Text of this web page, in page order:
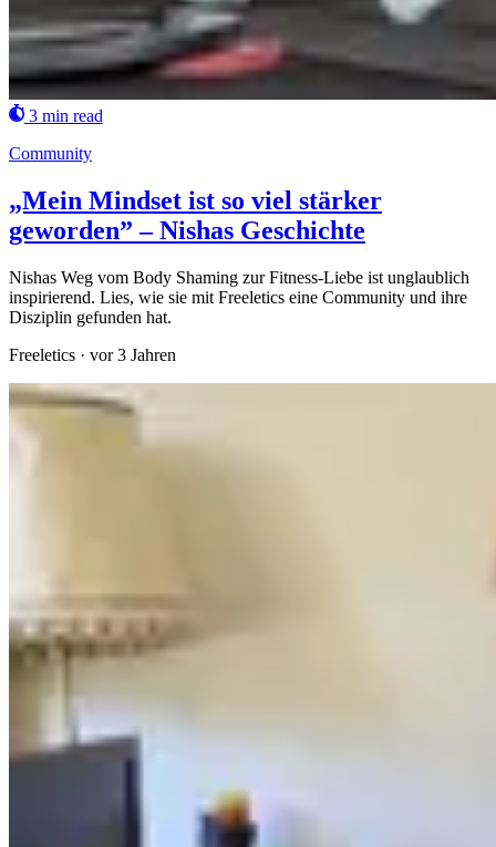
3 min read
Community
„Mein Mindset ist so viel stärker
geworden” – Nishas Geschichte
Nishas Weg vom Body Shaming zur Fitness-Liebe ist unglaublich
inspirierend. Lies, wie sie mit Freeletics eine Community und ihre
Disziplin gefunden hat.
Freeletics · vor 3 Jahren